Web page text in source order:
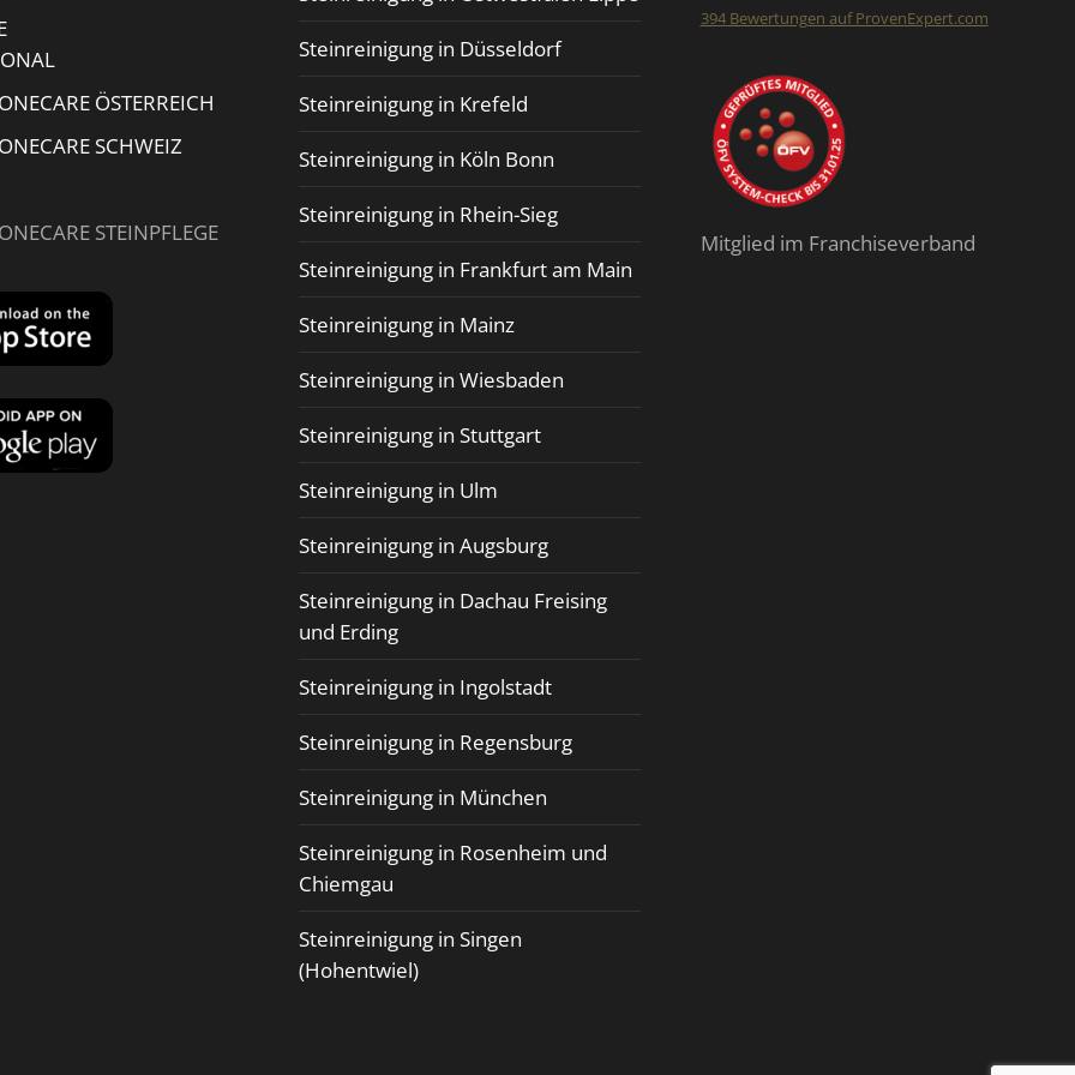
ÖSTERREICH
SCHWEIZ
STEINPFLEGE
Steinreinigung in Düsseldorf
Steinreinigung in Krefeld
Steinreinigung in Köln Bonn
Steinreinigung in Rhein-Sieg
Steinreinigung in Frankfurt am Main
Steinreinigung in Mainz
Steinreinigung in Wiesbaden
Steinreinigung in Stuttgart
Steinreinigung in Ulm
Steinreinigung in Augsburg
Steinreinigung in Dachau Freising
und Erding
Steinreinigung in Ingolstadt
Steinreinigung in Regensburg
Steinreinigung in München
Steinreinigung in Rosenheim und
Chiemgau
Steinreinigung in Singen
(Hohentwiel)
394Bewertungen auf ProvenExpert.com
Mitglied im Franchiseverband